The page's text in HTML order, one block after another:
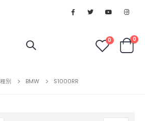
0 0
別 BMW S1000RR